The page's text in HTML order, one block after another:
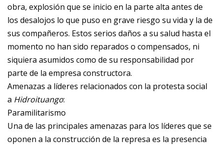
obra, explosión que se inicio en la parte alta antes de
los desalojos lo que puso en grave riesgo su vida y la de
sus compañeros. Estos serios daños a su salud hasta el
momento no han sido reparados o compensados, ni
siquiera asumidos como de su responsabilidad por
parte de la empresa constructora.
Amenazas a líderes relacionados con la protesta social
a Hidroituango:
Paramilitarismo
Una de las principales amenazas para los líderes que se
oponen a la construcción de la represa es la presencia